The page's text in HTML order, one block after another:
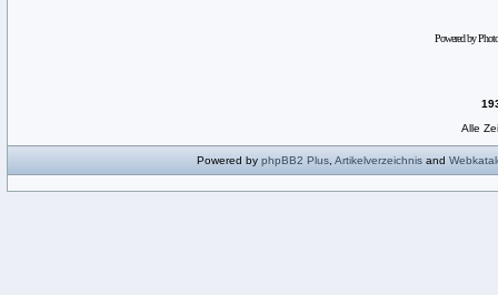
Powered by
Alle
Powered by phpBB2 Plus Artikelverzeichnis and